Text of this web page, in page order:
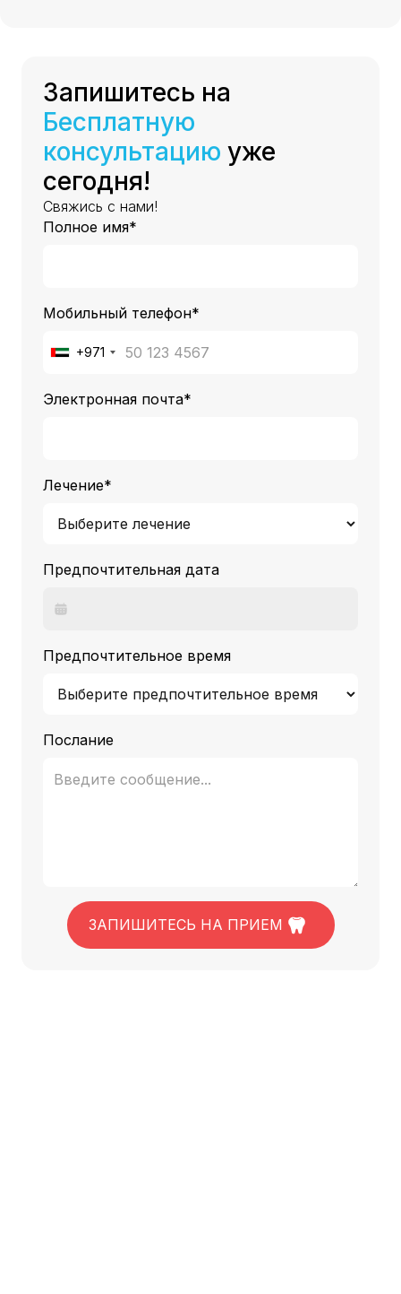
Запишитесь на
Бесплатную
консультацию уже
сегодня!
Свяжись с нами!
Полное имя*
Мобильный телефон*
+971
Электронная почта*
Лечение*
Предпочтительная дата
Предпочтительное время
Послание